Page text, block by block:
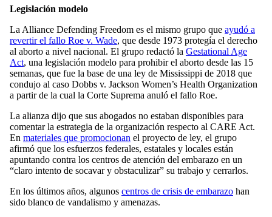
Legislación modelo
La Alliance Defending Freedom es el mismo grupo que ayudó a
revertir el fallo Roe v. Wade, que desde 1973 protegía el derecho
al aborto a nivel nacional. El grupo redactó la Gestational Age
Act, una legislación modelo para prohibir el aborto desde las 15
semanas, que fue la base de una ley de Mississippi de 2018 que
condujo al caso Dobbs v. Jackson Women’s Health Organization
a partir de la cual la Corte Suprema anuló el fallo Roe.
La alianza dijo que sus abogados no estaban disponibles para
comentar la estrategia de la organización respecto al CARE Act.
En materiales que promocionan el proyecto de ley, el grupo
afirmó que los esfuerzos federales, estatales y locales están
apuntando contra los centros de atención del embarazo en un
“claro intento de socavar y obstaculizar” su trabajo y cerrarlos.
En los últimos años, algunos centros de crisis de embarazo han
sido blanco de vandalismo y amenazas.